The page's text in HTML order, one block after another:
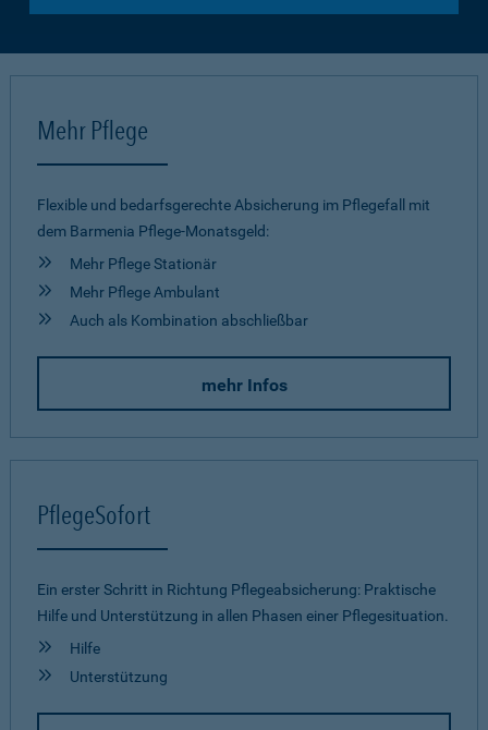
Mehr Pflege
Flexible und bedarfsgerechte Absicherung im Pflegefall mit
dem Barmenia Pflege-Monatsgeld:
Mehr Pflege Stationär
Mehr Pflege Ambulant
Auch als Kombination abschließbar
mehr Infos
PflegeSofort
Ein erster Schritt in Richtung Pflegeab­sicherung: Praktische
Hilfe und Unterstützung in allen Phasen einer Pflegesituation.
Hilfe
Unterstützung